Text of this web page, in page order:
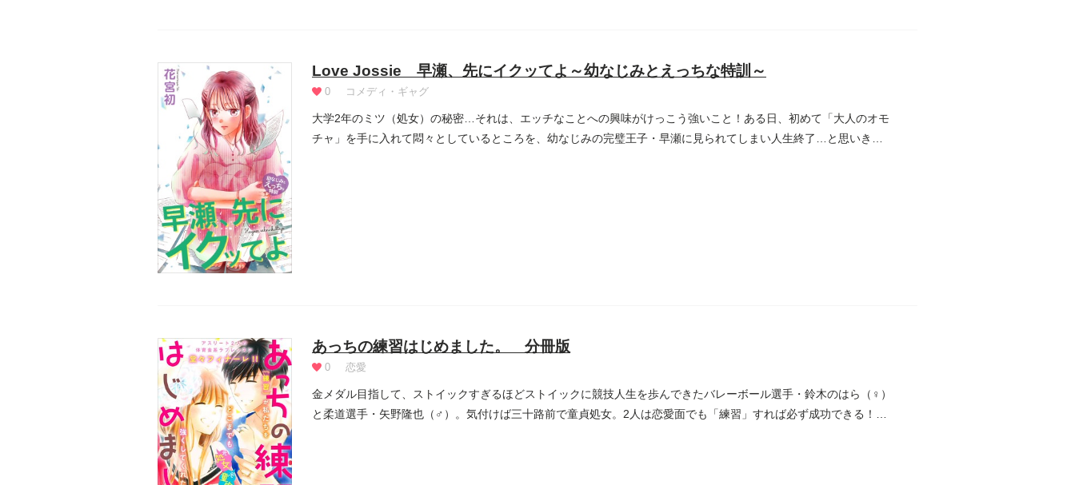
Love Jossie 早瀬、先にイクッてよ～幼なじみとえっちな特訓～
0 コメディ・ギャグ
大学2年のミツ（処女）の秘密…それは、エッチなことへの興味がけっこう強いこと！ある日、初めて「大人のオモ
チャ」を手に入れて悶々としているところを、幼なじみの完璧王子・早瀬に見られてしまい人生終了…と思いき
あっちの練習はじめました。 分冊版
0 恋愛
金メダル目指して、ストイックすぎるほどストイックに競技人生を歩んできたバレーボール選手・鈴木のはら（♀）
と柔道選手・矢野隆也（♂）。気付けば三十路前で童貞処女。2人は恋愛面でも「練習」すれば必ず成功できる！と